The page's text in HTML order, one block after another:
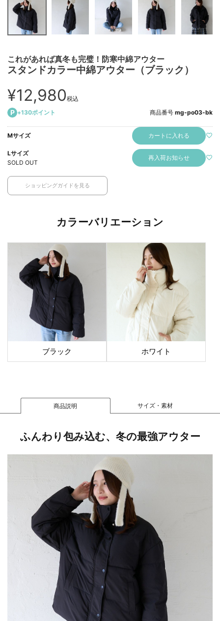
これがあれば真冬も完璧！防寒中綿アウター
スタンドカラー中綿アウター（ブラック）
¥12,980税込
+130ポイント 商品番号 mg-po03-bk
Mサイズ カートに入れる
Lサイズ
SOLD OUT
再入荷お知らせ
ショッピングガイドを見る
商品説明 サイズ・素材
ふんわり包み込む、冬の最強アウター
カラーバリエーション
ブラック ホワイト